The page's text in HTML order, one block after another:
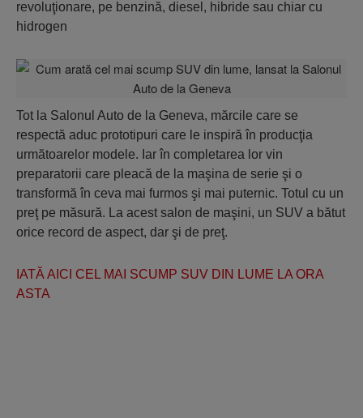
revoluţionare, pe benzină, diesel, hibride sau chiar cu
hidrogen
Tot la Salonul Auto de la Geneva, mărcile care se
respectă aduc prototipuri care le inspiră în producţia
următoarelor modele. Iar în completarea lor vin
preparatorii care pleacă de la maşina de serie şi o
transformă în ceva mai furmos şi mai puternic. Totul cu un
preţ pe măsură. La acest salon de maşini, un SUV a bătut
orice record de aspect, dar şi de preţ.
IATĂ AICI CEL MAI SCUMP SUV DIN LUME LA ORA
ASTA